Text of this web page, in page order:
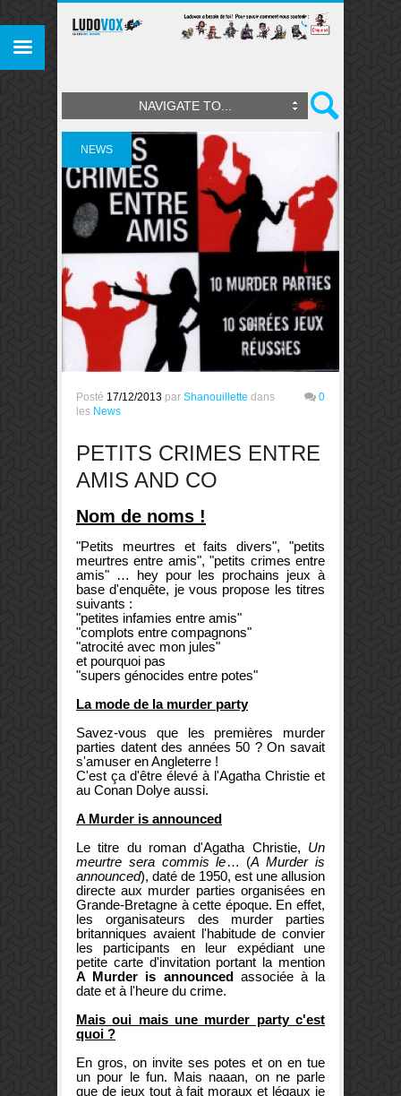
NAVIGATE TO...
NEWS
Posté 17/12/2013 par Shanouillette dans
les News
0
PETITS CRIMES ENTRE
AMIS AND CO
Nom de noms !
"Petits meurtres et faits divers", "petits
meurtres entre amis", "petits crimes entre
amis" … hey pour les prochains jeux à
base d'enquête, je vous propose les titres
suivants :
"petites infamies entre amis"
"complots entre compagnons"
"atrocité avec mon jules"
et pourquoi pas
"supers génocides entre potes"
La mode de la murder party
Savez-vous que les premières murder
parties datent des années 50 ? On savait
s'amuser en Angleterre !
C'est ça d'être élevé à l'Agatha Christie et
au Conan Dolye aussi.
A Murder is announced
Le titre du roman d'Agatha Christie, Un
meurtre sera commis le… (A Murder is
announced), daté de 1950, est une allusion
directe aux murder parties organisées en
Grande-Bretagne à cette époque. En effet,
les organisateurs des murder parties
britanniques avaient l'habitude de convier
les participants en leur expédiant une
petite carte d'invitation portant la mention
A Murder is announced associée à la
date et à l'heure du crime.
Mais oui mais une murder party c'est
quoi ?
En gros, on invite ses potes et on en tue
un pour le fun. Mais naaan, on ne parle
que de jeux tout à fait moraux et légaux je